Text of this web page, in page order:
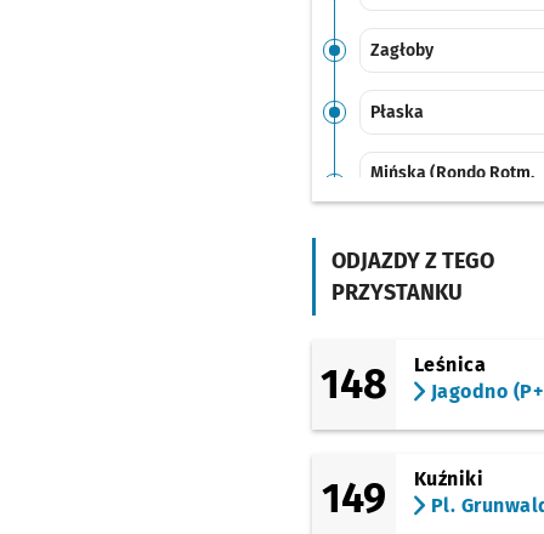
Zagłoby
Płaska
Mińska (Rondo Rotm.
Rogowska (P+R)
Nowodworska
Babimojska
ODJAZDY Z TEGO
PRZYSTANKU
148
Leśnica
Jagodno
149
Kuźniki
Pl.